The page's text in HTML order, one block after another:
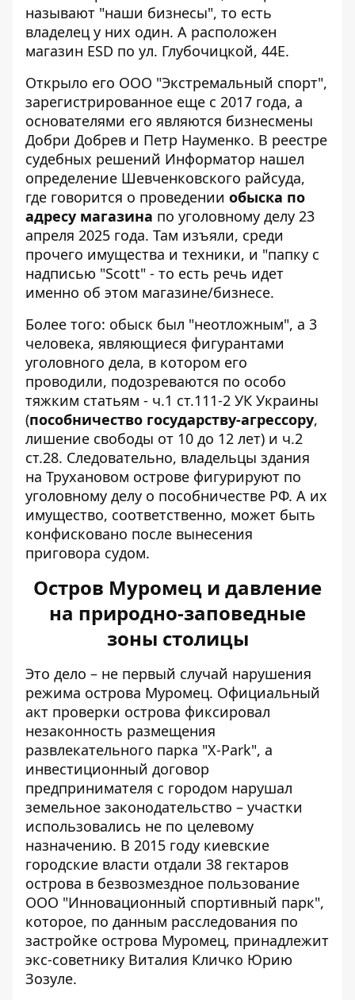
называют "наши бизнесы", то есть
владелец у них один. А расположен
магазин ESD по ул. Глубочицкой, 44Е.
Открыло его ООО "Экстремальный спорт",
зарегистрированное еще с 2017 года, а
основателями его являются бизнесмены
Добри Добрев и Петр Науменко. В реестре
судебных решений Информатор нашел
определение Шевченковского райсуда,
где говорится о проведении обыска по
адресу магазина по уголовному делу 23
апреля 2025 года. Там изъяли, среди
прочего имущества и техники, и "папку с
надписью "Scott" - то есть речь идет
именно об этом магазине/бизнесе.
Более того: обыск был "неотложным", а 3
человека, являющиеся фигурантами
уголовного дела, в котором его
проводили, подозреваются по особо
тяжким статьям - ч.1 ст.111-2 УК Украины
(пособничество государству-агрессору,
лишение свободы от 10 до 12 лет) и ч.2
ст.28. Следовательно, владельцы здания
на Трухановом острове фигурируют по
уголовному делу о пособничестве РФ. А их
имущество, соответственно, может быть
конфисковано после вынесения
приговора судом.
Остров Муромец и давление
на природно-заповедные
зоны столицы
Это дело – не первый случай нарушения
режима острова Муромец. Официальный
акт проверки острова фиксировал
незаконность размещения
развлекательного парка "X-Park", а
инвестиционный договор
предпринимателя с городом нарушал
земельное законодательство – участки
использовались не по целевому
назначению. В 2015 году киевские
городские власти отдали 38 гектаров
острова в безвозмездное пользование
ООО "Инновационный спортивный парк",
которое, по данным расследования по
застройке острова Муромец, принадлежит
экс-советнику Виталия Кличко Юрию
Зозуле.